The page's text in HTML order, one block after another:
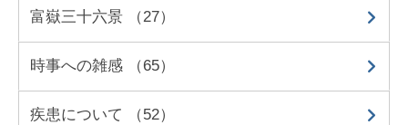
富嶽三十六景 （27）
時事への雑感 （65）
疾患について （52）